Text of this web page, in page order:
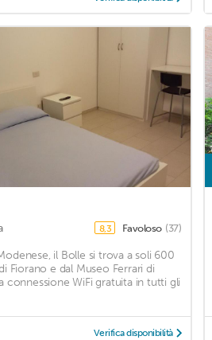
8,3 Favoloso (37)
il Bolle si trova a soli 600
Fiorano e dal Museo Ferrari di
connessione WiFi gratuita in tutti gli
Verifica disponibilità